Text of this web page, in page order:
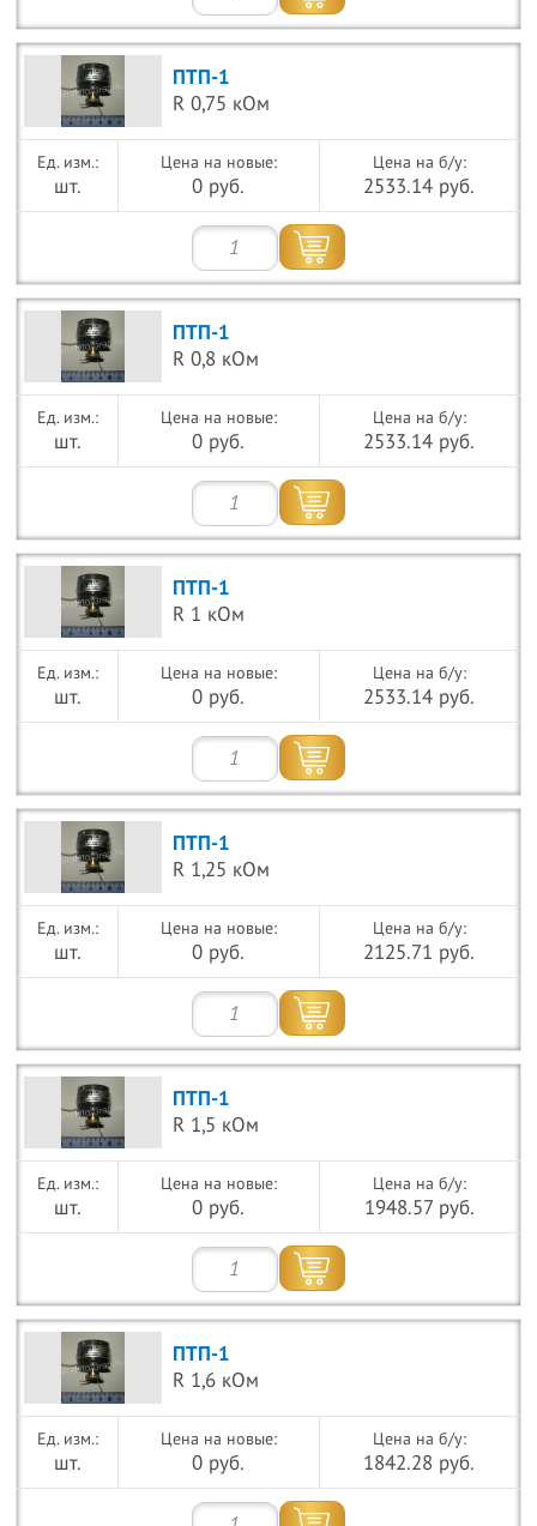
ПТП-1
R 0,75 кОм
шт.
Цена на новые:
0 руб.
Цена на б/у:
2533.14 руб.
ПТП-1
R 0,8 кОм
шт.
Цена на новые:
0 руб.
Цена на б/у:
2533.14 руб.
ПТП-1
R 1 кОм
шт.
Цена на новые:
0 руб.
Цена на б/у:
2533.14 руб.
ПТП-1
R 1,25 кОм
шт.
Цена на новые:
0 руб.
Цена на б/у:
2125.71 руб.
ПТП-1
R 1,5 кОм
шт.
Цена на новые:
0 руб.
Цена на б/у:
1948.57 руб.
ПТП-1
R 1,6 кОм
шт.
Цена на новые:
0 руб.
Цена на б/у:
1842.28 руб.